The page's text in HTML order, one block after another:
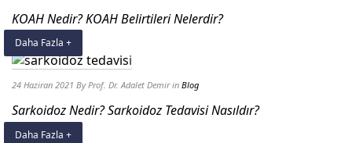
KOAH Nedir? KOAH Belirtileri Nelerdir?
Daha Fazla +
24 Haziran 2021 By Prof. Dr. Adalet Demir in Blog
Sarkoidoz Nedir? Sarkoidoz Tedavisi Nasıldır?
Daha Fazla +